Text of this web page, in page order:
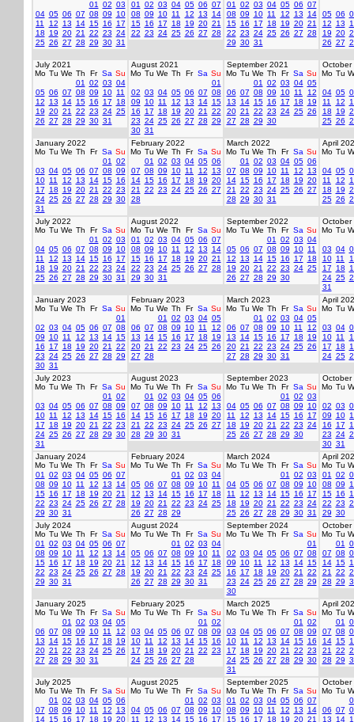
01
02 03
04 05 06 07 08 09
10
11
12 13 14 15 16
17
18
19 20 21 22 23 24
25 26 27 28 29 30 31
01
02 03 04 05 06 07
08 09 10 11 12 13
14
15 16 17 18 19 20 21
22 23 24 25 26 27 28
01
02 03 04 05 06 07
08 09 10 11 12 13
14
15 16 17 18 19 20 21
22 23 24 25 26 27 28
29 30 31
05 06
12
13
19 20
26 27
July 2021
Mo Tu We Th Fr Sa Su
01
02 03 04
05 06 07 08 09 10 11
12
13 14 15 16 17
18
19 20 21 22 23 24 25
26 27 28 29 30 31
August 2021
Mo Tu We Th Fr Sa Su
01
02 03 04 05 06 07 08
09
10 11 12 13 14 15
16
17 18 19 20 21
22
23 24 25 26 27 28 29
30 31
September 2021
Mo Tu We Th Fr Sa Su
01
02 03 04 05
06 07 08 09 10 11
12
13
14 15 16 17 18
19
20 21 22 23 24 25 26
27 28 29 30
October
Mo Tu
04 05
11
12
18
19
25 26
January 2022
Mo Tu We Th Fr Sa Su
01
02
03 04 05 06 07 08 09
10 11 12 13 14 15 16
17
18 19 20 21 22 23
24 25 26 27 28 29 30
31
February 2022
Mo Tu We Th Fr Sa Su
01
02 03 04 05 06
07 08 09 10 11 12
13
14 15 16 17 18 19 20
21
22 23 24 25 26 27
28
March 2022
Mo Tu We Th Fr Sa Su
01
02 03 04 05 06
07 08 09 10 11 12
13
14 15 16 17 18 19 20
21
22 23 24 25 26 27
28 29 30 31
April
Mo Tu
04 05
11
12
18
19
25 26
July 2022
Mo Tu We Th Fr Sa Su
01
02 03
04 05 06 07 08 09
10
11
12 13 14 15 16
17
18
19 20 21 22 23 24
25 26 27 28 29 30 31
August 2022
Mo Tu We Th Fr Sa Su
01
02 03 04 05 06 07
08 09 10 11 12 13
14
15 16 17 18 19 20 21
22 23 24 25 26 27 28
29 30 31
September 2022
Mo Tu We Th Fr Sa Su
01
02 03 04
05 06 07 08 09 10 11
12
13 14 15 16 17
18
19 20 21 22 23 24 25
26 27 28 29 30
October
Mo Tu
03 04
10 11
17
18
24 25
31
January 2023
Mo Tu We Th Fr Sa Su
01
02 03 04 05 06 07 08
09
10 11 12 13 14 15
16
17 18 19 20 21
22
23 24 25 26 27 28 29
30 31
February 2023
Mo Tu We Th Fr Sa Su
01
02 03 04 05
06 07 08 09 10 11
12
13
14 15 16 17 18
19
20 21 22 23 24 25 26
27 28
March 2023
Mo Tu We Th Fr Sa Su
01
02 03 04 05
06 07 08 09 10 11
12
13
14 15 16 17 18
19
20 21 22 23 24 25 26
27 28 29 30 31
April
Mo Tu
03 04
10 11
17
18
24 25
July 2023
Mo Tu We Th Fr Sa Su
01
02
03 04 05 06 07 08 09
10 11 12 13 14 15 16
17
18 19 20 21 22 23
24 25 26 27 28 29 30
31
August 2023
Mo Tu We Th Fr Sa Su
01
02 03 04 05 06
07 08 09 10 11 12
13
14 15 16 17 18 19 20
21
22 23 24 25 26 27
28 29 30 31
September 2023
Mo Tu We Th Fr Sa Su
01
02 03
04 05 06 07 08 09
10
11
12 13 14 15 16
17
18
19 20 21 22 23 24
25 26 27 28 29 30
October
Mo Tu
02 03
09
10
16
17
23 24
30 31
January 2024
Mo Tu We Th Fr Sa Su
01
02 03 04 05 06 07
08 09 10 11 12 13
14
15 16 17 18 19 20 21
22 23 24 25 26 27 28
29 30 31
February 2024
Mo Tu We Th Fr Sa Su
01
02 03 04
05 06 07 08 09 10 11
12
13 14 15 16 17
18
19 20 21 22 23 24 25
26 27 28 29
March 2024
Mo Tu We Th Fr Sa Su
01
02 03
04 05 06 07 08 09
10
11
12 13 14 15 16
17
18
19 20 21 22 23 24
25 26 27 28 29 30 31
April
Mo Tu
01
02
08 09
15 16
22 23
29 30
July 2024
Mo Tu We Th Fr Sa Su
01
02 03 04 05 06 07
08 09 10 11 12 13
14
15 16 17 18 19 20 21
22 23 24 25 26 27 28
29 30 31
August 2024
Mo Tu We Th Fr Sa Su
01
02 03 04
05 06 07 08 09 10 11
12
13 14 15 16 17
18
19 20 21 22 23 24 25
26 27 28 29 30 31
September 2024
Mo Tu We Th Fr Sa Su
01
02 03 04 05 06 07 08
09
10 11 12 13 14 15
16
17 18 19 20 21
22
23 24 25 26 27 28 29
30
October
Mo Tu
01
07 08
14 15
21
22
28 29
January 2025
Mo Tu We Th Fr Sa Su
01
02 03 04 05
06 07 08 09 10 11
12
13
14 15 16 17 18
19
20 21 22 23 24 25 26
27 28 29 30 31
February 2025
Mo Tu We Th Fr Sa Su
01
02
03 04 05 06 07 08 09
10 11 12 13 14 15 16
17
18 19 20 21 22 23
24 25 26 27 28
March 2025
Mo Tu We Th Fr Sa Su
01
02
03 04 05 06 07 08 09
10 11 12 13 14 15 16
17
18 19 20 21 22 23
24 25 26 27 28 29 30
31
April
Mo Tu
01
07 08
14 15
21
22
28 29
July 2025
Mo Tu We Th Fr Sa Su
01
02 03 04 05 06
07 08 09 10 11 12
13
14 15 16 17 18 19 20
August 2025
Mo Tu We Th Fr Sa Su
01
02 03
04 05 06 07 08 09
10
11
12 13 14 15 16 17
September 2025
Mo Tu We Th Fr Sa Su
01
02 03 04 05 06 07
08 09 10 11 12 13
14
15 16 17 18 19 20 21
October
Mo Tu
06 07
13
14